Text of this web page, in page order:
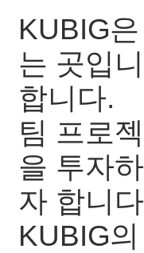
KUBIG
는 곳입
합니다.
팀 프로
을 투자
자 합니
KUBIG